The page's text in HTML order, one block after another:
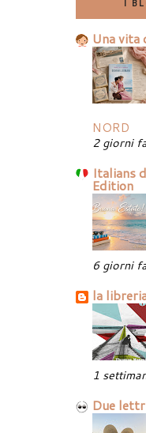
I
Una vita
NORD
2 giorni
Italians
Edition
6 giorni
la
1
Due